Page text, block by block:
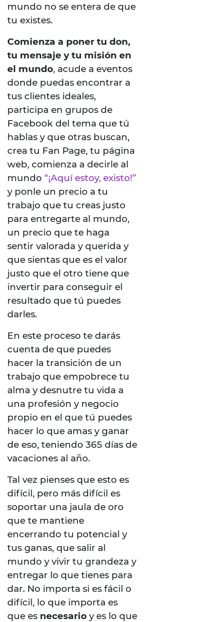
mundo no se entera de que
tu existes.
Comienza a poner tu don,
tu mensaje y tu misión en
el mundo, acude a eventos
donde puedas encontrar a
tus clientes ideales,
participa en grupos de
Facebook del tema que tú
hablas y que otras buscan,
crea tu Fan Page, tu página
web, comienza a decirle al
mundo “¡Aquí estoy, existo!”
y ponle un precio a tu
trabajo que tu creas justo
para entregarte al mundo,
un precio que te haga
sentir valorada y querida y
que sientas que es el valor
justo que el otro tiene que
invertir para conseguir el
resultado que tú puedes
darles.
En este proceso te darás
cuenta de que puedes
hacer la transición de un
trabajo que empobrece tu
alma y desnutre tu vida a
una profesión y negocio
propio en el que tú puedes
hacer lo que amas y ganar
de eso, teniendo 365 días de
vacaciones al año.
Tal vez pienses que esto es
difícil, pero más difícil es
soportar una jaula de oro
que te mantiene
encerrando tu potencial y
tus ganas, que salir al
mundo y vivir tu grandeza y
entregar lo que tienes para
dar. No importa si es fácil o
difícil, lo que importa es
que es necesario y es lo que